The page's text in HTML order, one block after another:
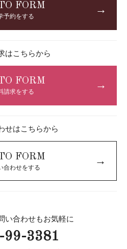
FORM
予約をする
→
はこちらから
FORM
請求をする
→
せはこちらから
FORM
合わせをする
→
い合わせもお気軽に
99-3381